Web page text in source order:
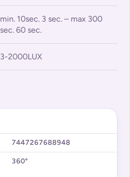
min. 10sec. 3 sec. – max 300
sec. 60 sec.
3-2000LUX
7447267688948
360°